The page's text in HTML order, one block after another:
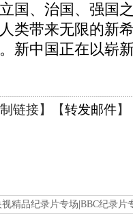
国、治国、强国
类带来无限的新
新中国正在以崭
链接】【转发邮件】
视精品纪录片专场 BBC纪录片